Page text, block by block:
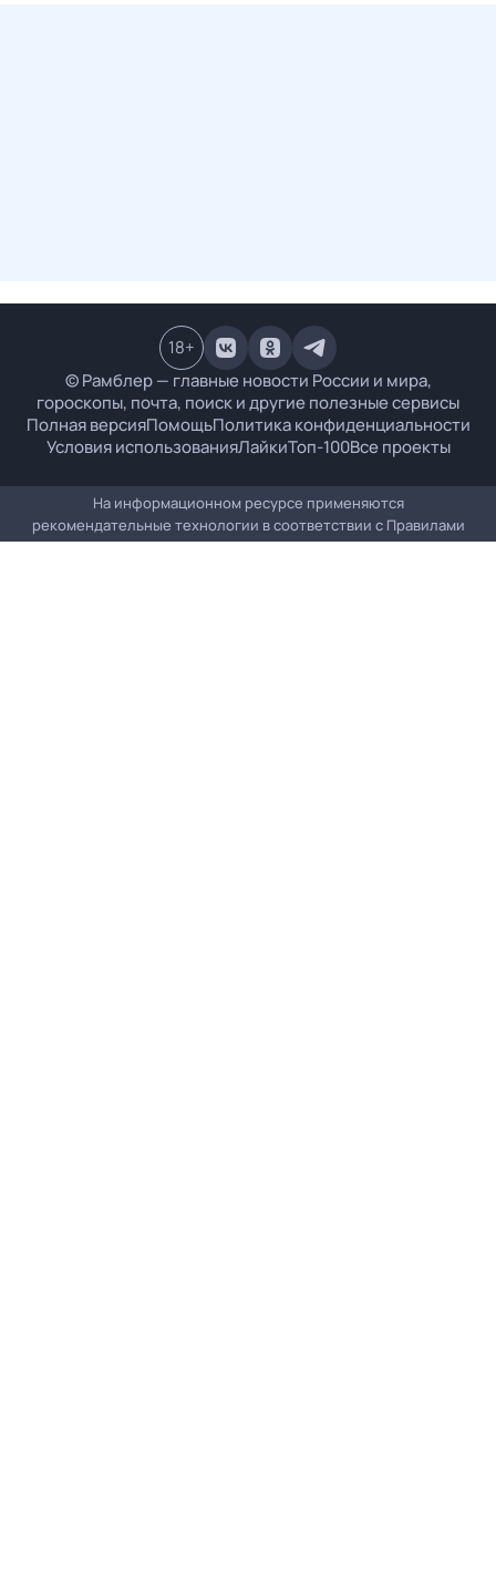
© Рамблер — главные новости России и мира,
гороскопы, почта, поиск и другие полезные сервисы
Полная версияПомощьПолитика конфиденциальности
Условия использованияЛайкиТоп-100Все проекты
18+
На информационном ресурсе применяются
рекомендательные технологии в соответствии с Правилами